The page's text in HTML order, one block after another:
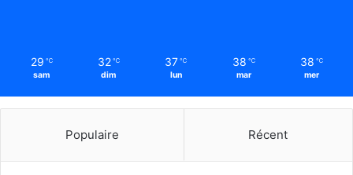
29 ℃
sam
32 ℃
dim
37 ℃
lun
38 ℃
mar
38 ℃
mer
Populaire Récent